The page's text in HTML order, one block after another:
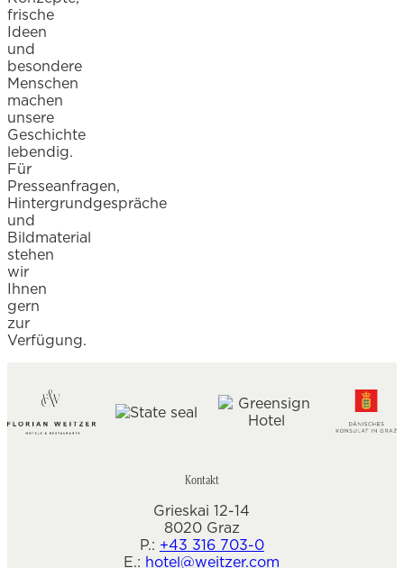
frische
Ideen
und
besondere
Menschen
machen
unsere
Geschichte
lebendig.
Für
Presseanfragen,
Hintergrundgespräche
und
Bildmaterial
stehen
wir
Ihnen
gern
zur
Verfügung.
Kontakt
Grieskai 12-14
8020 Graz
P.: +43 316 703-0
E.: hotel@weitzer.com